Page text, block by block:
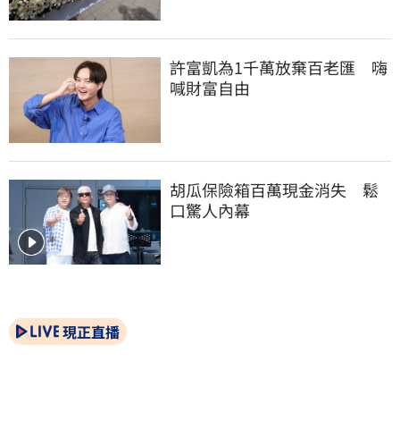
許富凱為1千萬放棄百老匯　嗨
喊財富自由
胡瓜保險箱百萬現金消失　鬆
口驚人內幕
現正直播